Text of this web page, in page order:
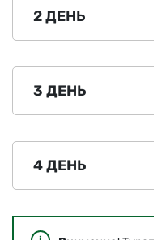
2 ДЕНЬ
3 ДЕНЬ
4 ДЕНЬ